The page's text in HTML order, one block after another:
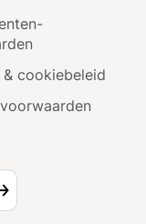
cookiebeleid